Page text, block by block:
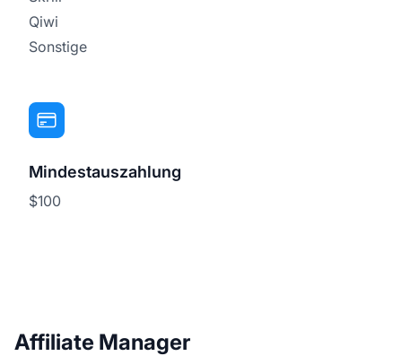
Qiwi
Sonstige
Mindestauszahlung
$100
Affiliate Manager